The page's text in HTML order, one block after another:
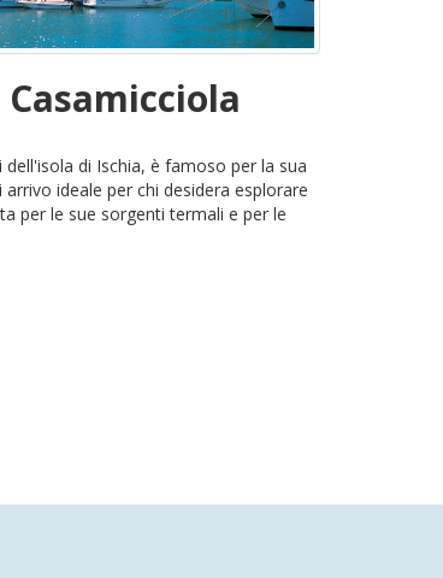
di Ischia, è famoso per la sua
ideale per chi desidera esplorare
per le sue sorgenti termali e per le